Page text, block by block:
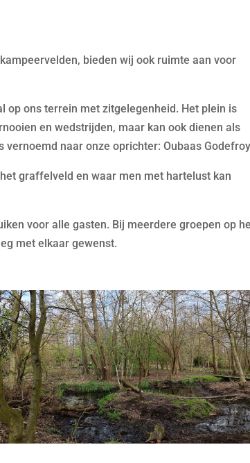
bieden wij ook ruimte aan voor
op ons terrein met zitgelegenheid. Het plein is
en wedstrijden, maar kan ook dienen als
vernoemd naar onze oprichter: Oubaas
graffelveld en waar men met hartelust kan
voor alle gasten. Bij meerdere groepen op
met elkaar gewenst.